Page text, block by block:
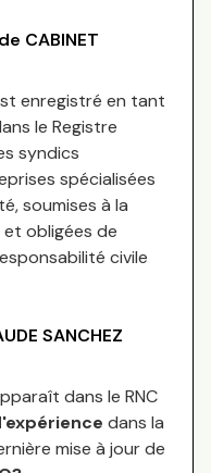
CABINET
enregistré en tant
le Registre
syndics
spécialisées
soumises à la
et obligées de
civile
SANCHEZ
dans le RNC
dans la
mise à jour de